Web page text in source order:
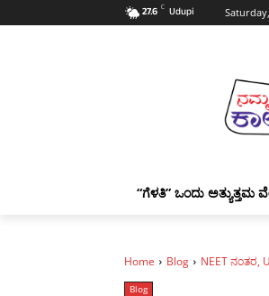
27.6 C Udupi
“ಗೆಳತಿ” ಒಂದು ಅತ್ಯುತ್ತಮ
Home Blog NEET ನಂತರ,
Blog